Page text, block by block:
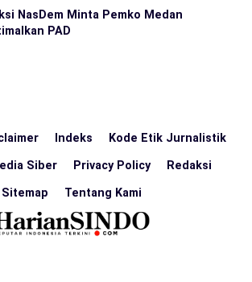
NasDem Minta Pemko Medan
PAD
Indeks Kode Etik Jurnalistik
Siber Privacy Policy Redaksi
Sitemap Tentang Kami